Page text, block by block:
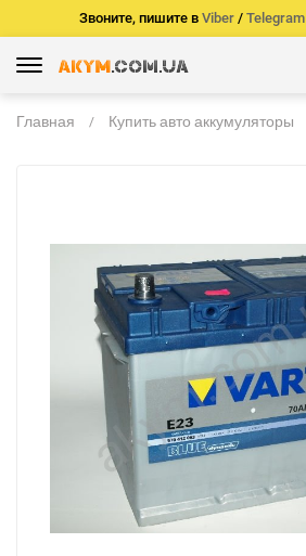
Звоните, пишите в Viber / Telegram
Главная Купить авто аккумуляторы